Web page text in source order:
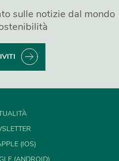
sulle notizie dal mondo
(IOS)